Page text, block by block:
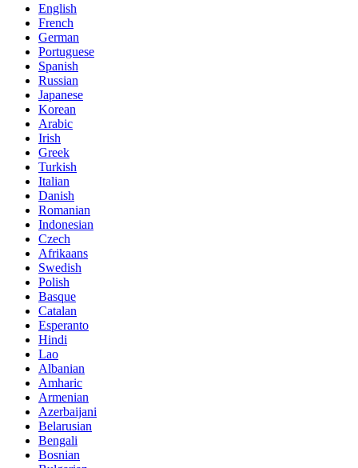
English
French
German
Portuguese
Spanish
Russian
Japanese
Korean
Arabic
Irish
Greek
Turkish
Italian
Danish
Romanian
Indonesian
Czech
Afrikaans
Swedish
Polish
Basque
Catalan
Esperanto
Hindi
Lao
Albanian
Amharic
Armenian
Azerbaijani
Belarusian
Bengali
Bosnian